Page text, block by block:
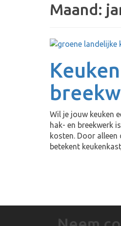
Maand:
Wil je jouw keuken
hak- en breekwerk
kosten. Door
betekent